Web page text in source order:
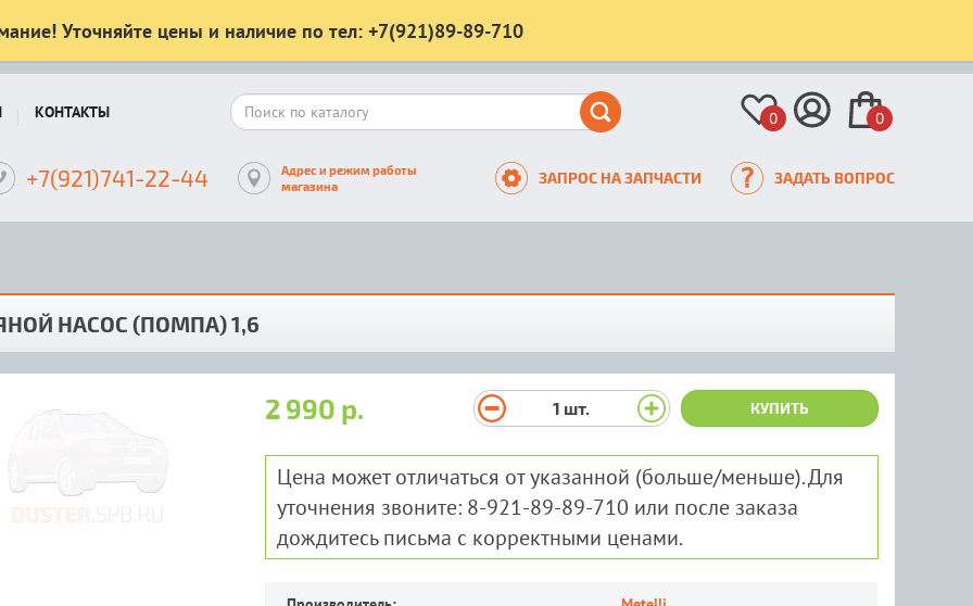
Уточняйте цены и наличие по тел: +7(921)89-89-710
КОНТАКТЫ 0 0
+7(921)741-22-44
Адрес и режим работы
магазина
ЗАПРОС НА ЗАПЧАСТИ ЗАДАТЬ ВОПРОС
НАСОС (ПОМПА) 1,6
2 990 р. 1 шт. КУПИТЬ
Цена может отличаться от указанной (больше/меньше). Для
уточнения звоните: 8-921-89-89-710 или после заказа
дождитесь письма с корректными ценами.